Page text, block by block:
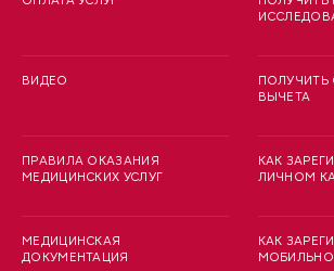
ВИДЕО
ПРАВИЛА ОКАЗАНИЯ
МЕДИЦИНСКИХ УСЛУГ
МЕДИЦИНСКАЯ
ДОКУМЕНТАЦИЯ
ПОЛУЧИТЬ
ВЫЧЕТА
КАК
ЛИЧНОМ
КАК